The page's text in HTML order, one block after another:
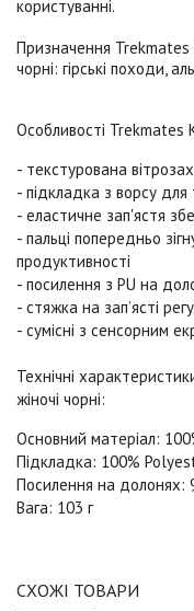
користуванні.
Призначення Trekmates
чорні: гірські походи,
Особливості Trekmates
- текстурована
- підкладка з ворсу
- еластичне зап'ястя
- пальці попередньо
продуктивності
- посилення з PU на
- стяжка на зап’ясті
- сумісні з сенсорним
Технічні
жіночі чорні:
Основний матеріал:
Підкладка: 100%
Посилення на долонях:
Вага: 103 г
СХОЖІ ТОВАРИ